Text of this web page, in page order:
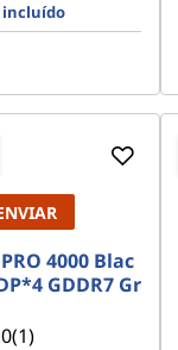
incluído
4000 Blac
GDDR7 Gr
(1)